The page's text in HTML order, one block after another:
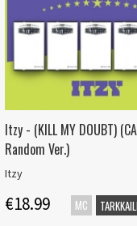
Itzy - (KILL MY DOUBT)
Random Ver.)
Itzy
€18.99 MC